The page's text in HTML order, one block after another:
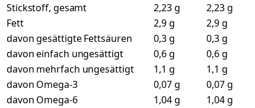
Stickstoff, gesamt
2,23 g
2,23 g
Fett
2,9 g
2,9 g
davon gesättigte Fettsäuren
0,3 g
0,3 g
davon einfach ungesättigt
0,6 g
0,6 g
davon mehrfach ungesättigt
1,1 g
1,1 g
davon Omega-3
0,07 g
0,07 g
davon Omega-6
1,04 g
1,04 g